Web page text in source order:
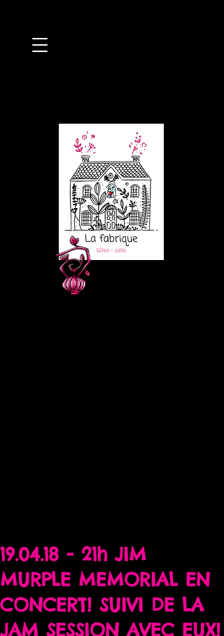
19.04.18 - 21h JIM
MURPLE MEMORIAL EN
CONCERT! SUIVI DE LA
JAM SESSION AVEC EUX!